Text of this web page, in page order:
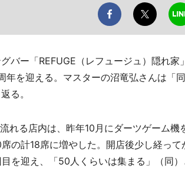
バー「REFUGE（レフュージュ）隠れ家
年を迎える。マスターの沼竜弘さんは「
る。
れる店内は、昨年10月にダーツゲーム機
の計18席に増やした。開店後少し経っ
を迎え、「50人くらいは集まる」（同）